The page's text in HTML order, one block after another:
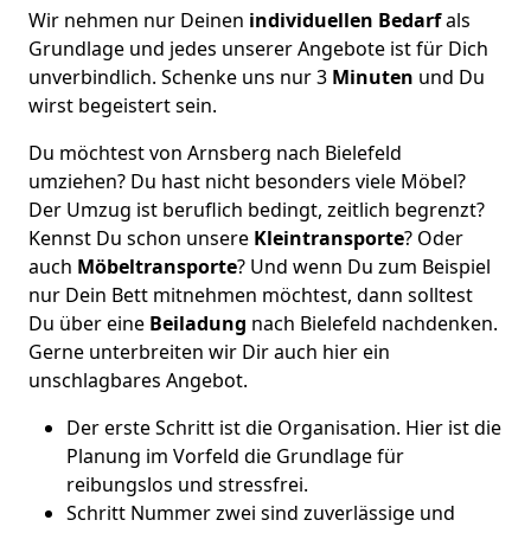
Wir nehmen nur Deinen individuellen Bedarfals
Grundlage und jedes unserer Angebote ist für Dich
unverbindlich. Schenke uns nur 3 Minuten und Du
wirst begeistert sein.
Du möchtest von Arnsberg nach Bielefeld
umziehen? Du hast nicht besonders viele Möbel?
Der Umzug ist beruflich bedingt, zeitlich begrenzt?
Kennst Du schon unsere Kleintransporte? Oder
auch Möbeltransporte? Und wenn Du zum Beispiel
nur Dein Bett mitnehmen möchtest, dann solltest
Du über eine Beiladung nach Bielefeld nachdenken.
Gerne unterbreiten wir Dir auch hier ein
unschlagbares Angebot.
Der erste Schritt ist die Organisation. Hier ist die
Planung im Vorfeld die Grundlage für
reibungslos und stressfrei.
Schritt Nummer zwei sind zuverlässige und